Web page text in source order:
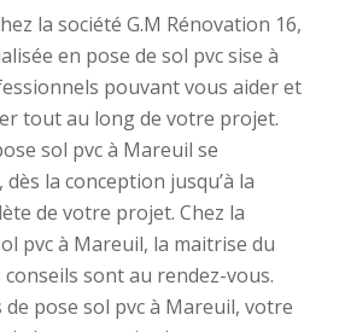
la société G.M Rénovation 16,
en pose de sol pvc sise à
pouvant vous aider et
tout au long de votre projet.
sol pvc à Mareuil se
la conception jusqu’à la
de votre projet. Chez la
pvc à Mareuil, la maitrise du
sont au rendez-vous.
de pose sol pvc à Mareuil, votre